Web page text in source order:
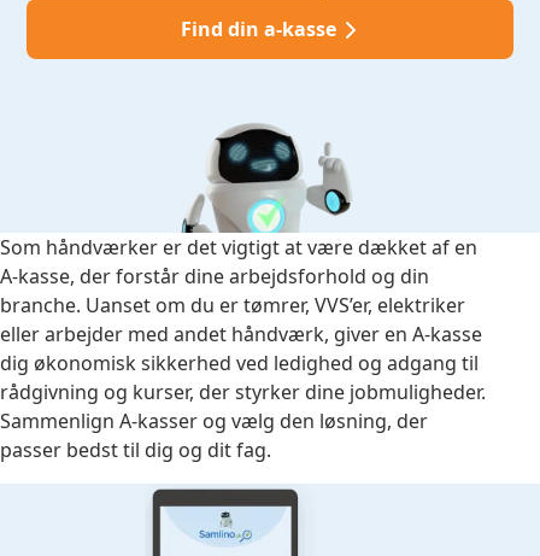
Find din a-kasse
Som håndværker er det vigtigt at være dækket af en
A-kasse, der forstår dine arbejdsforhold og din
branche. Uanset om du er tømrer, VVS’er, elektriker
eller arbejder med andet håndværk, giver en A-kasse
dig økonomisk sikkerhed ved ledighed og adgang til
rådgivning og kurser, der styrker dine jobmuligheder.
Sammenlign A-kasser og vælg den løsning, der
passer bedst til dig og dit fag.